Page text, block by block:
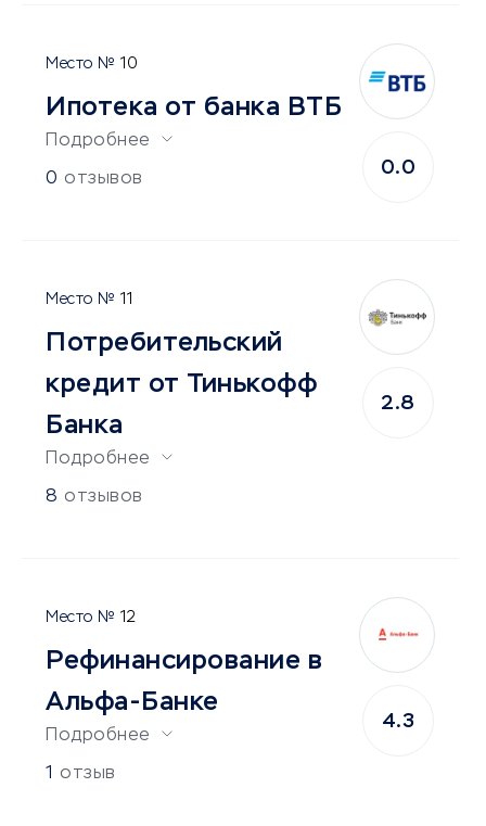
10
Ипотека от банка ВТБ
Подробнее
0 отзывов
0.0
11
Потребительский
кредит от Тинькофф
Банка
Подробнее
8 отзывов
2.8
12
Рефинансирование в
Альфа-Банке
Подробнее
1 отзыв
4.3